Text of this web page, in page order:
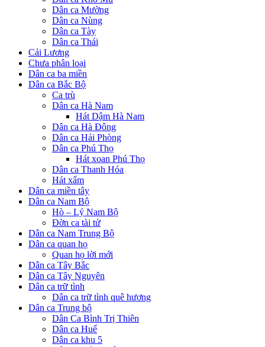
Dân ca Mường
Dân ca Nùng
Dân ca Tày
Dân ca Thái
Cải Lương
Chưa phân loại
Dân ca ba miền
Dân ca Bắc Bộ
Ca trù
Dân ca Hà Nam
Hát Dậm Hà Nam
Dân ca Hà Đông
Dân ca Hải Phòng
Dân ca Phú Thọ
Hát xoan Phú Thọ
Dân ca Thanh Hóa
Hát xẩm
Dân ca miền tây
Dân ca Nam Bộ
Hò – Lý Nam Bộ
Đờn ca tài tử
Dân ca Nam Trung Bộ
Dân ca quan họ
Quan họ lời mới
Dân ca Tây Bắc
Dân ca Tây Nguyên
Dân ca trữ tình
Dân ca trữ tình quê hương
Dân ca Trung bộ
Dân Ca Bình Trị Thiên
Dân ca Huế
Dân ca khu 5